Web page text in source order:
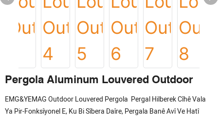
Pergola Aluminum Louvered Outdoor
EMG&YEMAG Outdoor Louvered Pergola Pergal Hilberek Cîhê Vala
Ya Pir-Fonksîyonel E, Ku Bi Sîbera Daîre, Pergala Banê Avî Ve Hatî